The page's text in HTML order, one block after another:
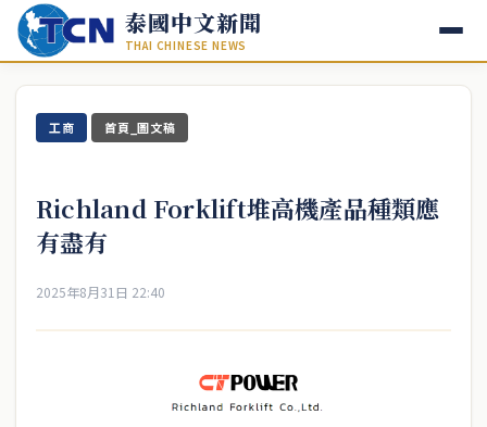
泰國中文新聞
THAI CHINESE NEWS
工商 首頁_圖文稿
Richland Forklift堆高機產品種類應
有盡有
2025年8月31日 22:40